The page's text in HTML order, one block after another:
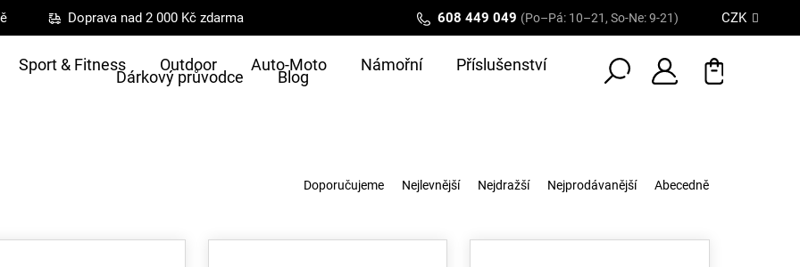
Doprava nad 2 000 Kč zdarma 608 449 049 (Po–Pá: 10–21, So-Ne: 9-21) CZK
Sport & Fitness Outdoor Auto-Moto Námořní Příslušenství
Dárkový průvodce Blog
n
Doporučujeme Nejlevnější Nejdražší Nejprodávanější Abecedně